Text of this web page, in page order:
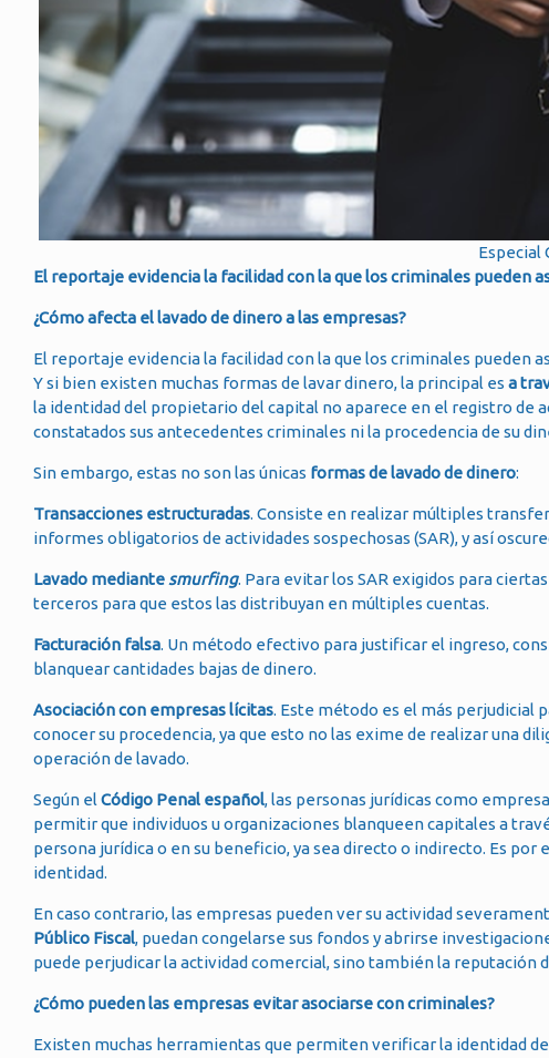
Especial
El reportaje evidencia la facilidad con la que los criminales pueden
¿Cómo afecta el lavado de dinero a las empresas?
El reportaje evidencia la facilidad con la que los criminales pueden
Y si bien existen muchas formas de lavar dinero, la principal es a
la identidad del propietario del capital no aparece en el registro de
constatados sus antecedentes criminales ni la procedencia de su
Sin embargo, estas no son las únicas formas de lavado de dinero:
Transacciones estructuradas. Consiste en realizar múltiples
informes obligatorios de actividades sospechosas (SAR), y así
Lavado mediante smurfing. Para evitar los SAR exigidos para
terceros para que estos las distribuyan en múltiples cuentas.
Facturación falsa. Un método efectivo para justificar el ingreso,
blanquear cantidades bajas de dinero.
Asociación con empresas lícitas. Este método es el más perjudicial
conocer su procedencia, ya que esto no las exime de realizar una
operación de lavado.
Según el Código Penal español, las personas jurídicas como
permitir que individuos u organizaciones blanqueen capitales a
persona jurídica o en su beneficio, ya sea directo o indirecto. Es
identidad.
En caso contrario, las empresas pueden ver su actividad
Público Fiscal, puedan congelarse sus fondos y abrirse
puede perjudicar la actividad comercial, sino también la reputación
¿Cómo pueden las empresas evitar asociarse con criminales?
Existen muchas herramientas que permiten verificar la identidad